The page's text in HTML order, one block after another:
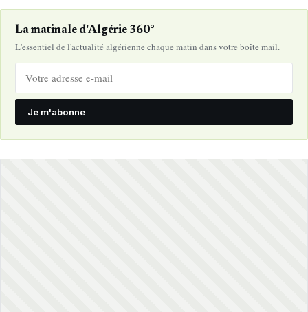
La matinale d'Algérie 360°
L'essentiel de l'actualité algérienne chaque matin dans votre boîte mail.
Je m'abonne